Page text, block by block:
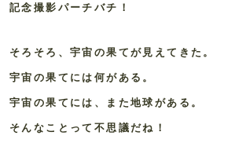
記念撮影パーチバチ！
そろそろ、宇宙の果てが見えてきた。
宇宙の果てには何がある。
宇宙の果てには、また地球がある。
そんなことって不思議だね！